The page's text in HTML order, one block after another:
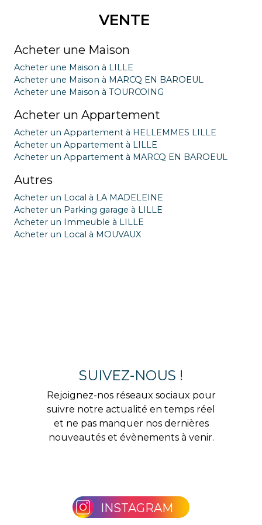
VENTE
Acheter une Maison
Acheter une Maison à LILLE
Acheter une Maison à MARCQ EN BAROEUL
Acheter une Maison à TOURCOING
Acheter un Appartement
Acheter un Appartement à HELLEMMES LILLE
Acheter un Appartement à LILLE
Acheter un Appartement à MARCQ EN BAROEUL
Autres
Acheter un Local à LA MADELEINE
Acheter un Parking garage à LILLE
Acheter un Immeuble à LILLE
Acheter un Local à MOUVAUX
SUIVEZ-NOUS !
Rejoignez-nos réseaux sociaux pour
suivre notre actualité en temps réel
et ne pas manquer nos dernières
nouveautés et évènements à venir.
INSTAGRAM